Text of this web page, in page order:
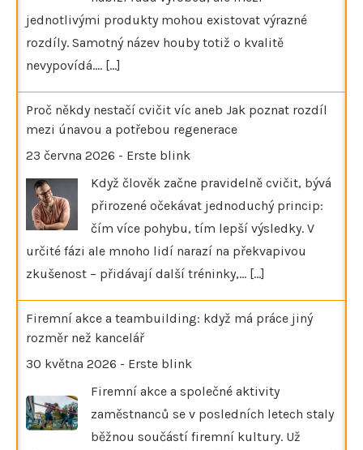
jednotlivými produkty mohou existovat výrazné
rozdíly. Samotný název houby totiž o kvalitě
nevypovídá.… [...]
Proč někdy nestačí cvičit víc aneb Jak poznat rozdíl
mezi únavou a potřebou regenerace
23 června 2026 - Erste blink
Když člověk začne pravidelně cvičit, bývá
přirozené očekávat jednoduchý princip:
čím více pohybu, tím lepší výsledky. V
určité fázi ale mnoho lidí narazí na překvapivou
zkušenost – přidávají další tréninky,… [...]
Firemní akce a teambuilding: když má práce jiný
rozměr než kancelář
30 května 2026 - Erste blink
Firemní akce a společné aktivity
zaměstnanců se v posledních letech staly
běžnou součástí firemní kultury. Už